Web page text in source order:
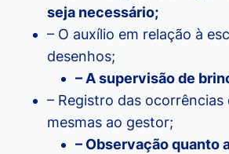
seja necessário;
– O auxílio em relação à
desenhos;
– A supervisão de
– Registro das ocorrências
mesmas ao gestor;
– Observação quanto